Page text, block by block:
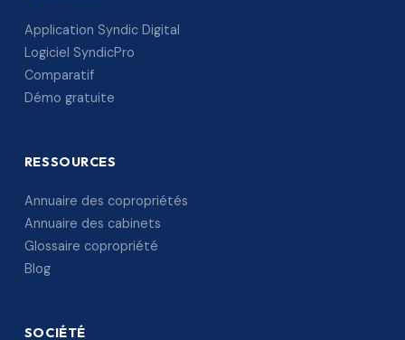
Application Syndic Digital
Logiciel SyndicPro
Comparatif
Démo gratuite
RESSOURCES
Annuaire des copropriétés
Annuaire des cabinets
Glossaire copropriété
Blog
SOCIÉTÉ